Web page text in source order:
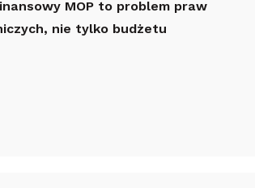
MOP to problem praw
nie tylko budżetu